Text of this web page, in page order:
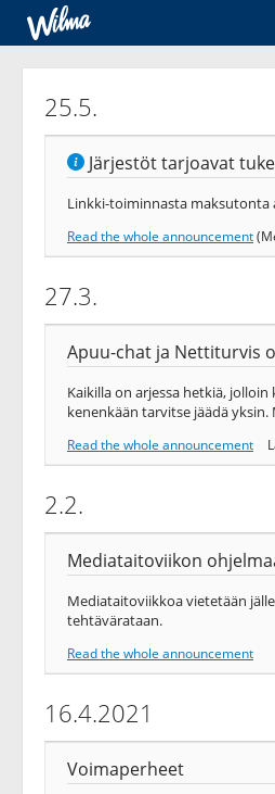
25.5.
Järjestöt tarjoavat
Linkki-toiminnasta maksutonta
Read the whole announcement
27.3.
Apuu-chat ja Nettiturvis
Kaikilla on arjessa hetkiä,
kenenkään tarvitse jäädä
Read the whole announcement
2.2.
Mediataitoviikon
Mediataitoviikkoa vietetään
tehtävärataan.
Read the whole announcement
16.4.2021
Voimaperheet